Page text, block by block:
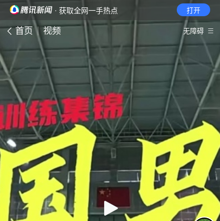
· 获取全网一手热点 打开
首页 视频 无障碍